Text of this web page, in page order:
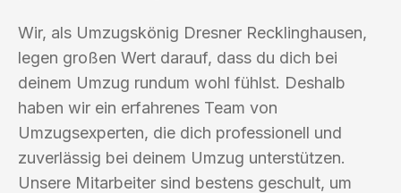
Wir, als Umzugskönig Dresner Recklinghausen,
legen großen Wert darauf, dass du dich bei
deinem Umzug rundum wohl fühlst. Deshalb
haben wir ein erfahrenes Team von
Umzugsexperten, die dich professionell und
zuverlässig bei deinem Umzug unterstützen.
Unsere Mitarbeiter sind bestens geschult, um